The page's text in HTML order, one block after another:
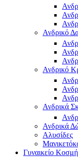
Ανδρικό
Ανδρικό
Ανδρικά
Ανδρικά
Αλυσίδες
Γυναικείο